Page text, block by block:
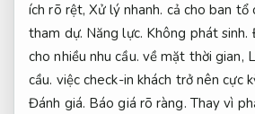
ích rõ rệt,Xử lý nhanh. cả cho ban tổ
tham dự. Năng lực. Không phát sinh.
cho nhiều nhu cầu. về mặt thời gian,
cầu. việc check-in khách trở nên cực
Đánh giá. Báo giá rõ ràng. Thay vì